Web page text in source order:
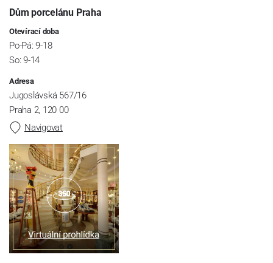
Dům porcelánu Praha
Otevírací doba
Po-Pá: 9-18
So: 9-14
Adresa
Jugoslávská 567/16
Praha 2, 120 00
Navigovat